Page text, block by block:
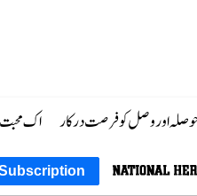
حوصلہ اور وصل کو فرصت درکار اک